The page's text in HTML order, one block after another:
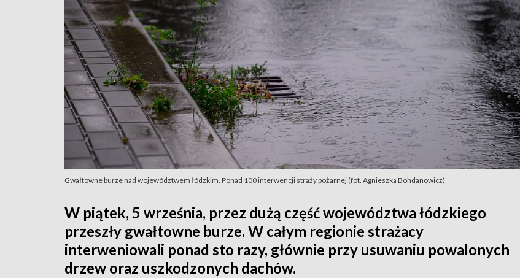
Gwałtowne burze nad województwem łódzkim. Ponad 100 interwencji straży pożarnej (fot. Agnieszka Bohdanowicz)
W piątek, 5 września, przez dużą część województwa łódzkiego
przeszły gwałtowne burze. W całym regionie strażacy
interweniowali ponad sto razy, głównie przy usuwaniu powalonych
drzew oraz uszkodzonych dachów.